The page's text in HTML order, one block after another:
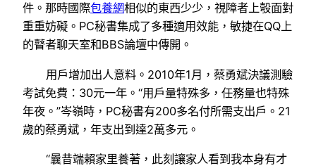
件。那時國際包養網相似的東西少少，視障者上彀面對
重重妨礙。PC秘書集成了多種適用效能，敏捷在QQ上
的瞽者聊天室和BBS論壇中傳開。
用戶增加出人意料。2010年1月，蔡勇斌決議測驗
考試免費：30元一年。“用戶量特殊多，任務量也特殊
年夜。”岑嶺時，PC秘書有200多名付所需支出戶。21
歲的蔡勇斌，年支出到達2萬多元。
“曩昔端賴家里養著，此刻讓家人看到我本身有才